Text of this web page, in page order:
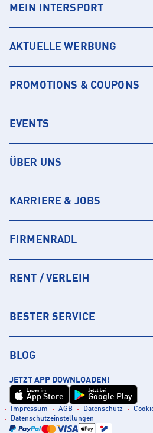
MEIN INTERSPORT
AKTUELLE WERBUNG
PROMOTIONS & COUPONS
EVENTS
ÜBER UNS
KARRIERE & JOBS
FIRMENRADL
RENT / VERLEIH
BESTER SERVICE
BLOG
JETZT APP DOWNLOADEN!
Laden im
App Store
Jetzt bei
Google Play
Impressum AGB Datenschutz
Datenschutzeinstellungen